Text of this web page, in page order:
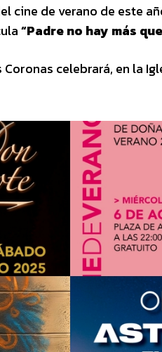
cine de verano de este
“Padre no hay más
Coronas celebrará, en la